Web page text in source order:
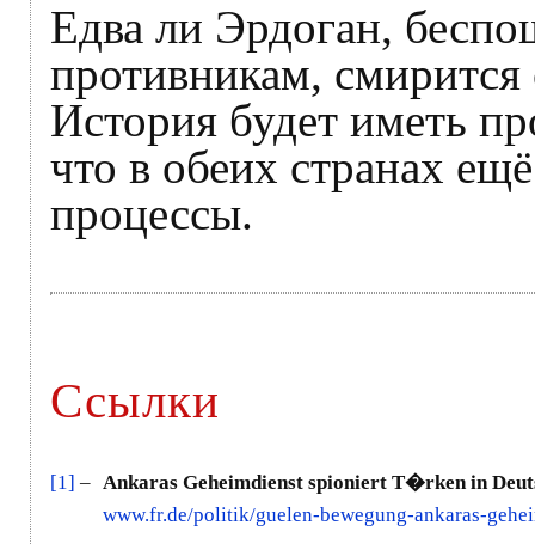
Едва ли Эрдоган,
противникам,
История будет иметь
что в обеих странах
процессы.
Ссылки
[1] – Ankaras Geheimdienst spioniert T�rken in
www.fr.de/politik/guelen-bewegung-ankaras-